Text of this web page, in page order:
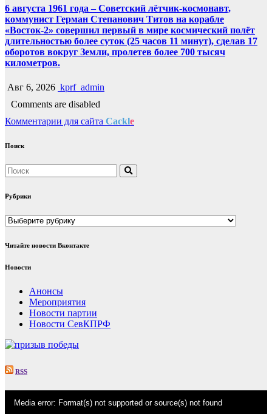
6 августа 1961 года – Советский лётчик-космонавт,
коммунист Герман Степанович Титов на корабле
«Восток-2» совершил первый в мире космический полёт
длительностью более суток (25 часов 11 минут), сделав 17
оборотов вокруг Земли, пролетев более 700 тысяч
километров.
Авг 6, 2026 kprf_admin
Comments are disabled
Комментарии для сайта Cackle
Поиск
Рубрики
Рубрики
Читайте новости Вконтакте
Новости
Анонсы
Мероприятия
Новости партии
Новости СевКПРФ
RSS
Media error: Format(s) not supported or source(s) not found